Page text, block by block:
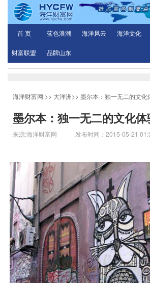
首 页 蓝色浪潮 海洋风云 海洋文化
财富联盟 品牌山东
海洋财富网 >> 大洋洲>> 墨尔本：独一无二的文化
墨尔本：独一无二的文化体
来源:海洋财富网 发布时间：2015-05-21